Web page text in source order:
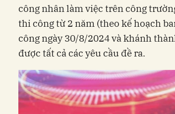
công nhân làm việc trên công
thi công từ 2 năm (theo kế hoạch
công ngày 30/8/2024 và khánh
được tất cả các yêu cầu đề ra.